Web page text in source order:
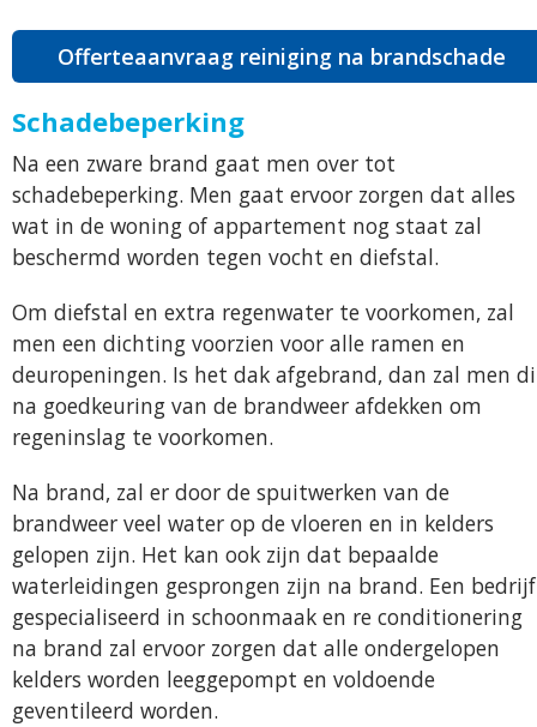
Offerteaanvraag reiniging na brandschade
Schadebeperking
Na een zware brand gaat men over tot
schadebeperking. Men gaat ervoor zorgen dat alles
wat in de woning of appartement nog staat zal
beschermd worden tegen vocht en diefstal.
Om diefstal en extra regenwater te voorkomen, zal
men een dichting voorzien voor alle ramen en
deuropeningen. Is het dak afgebrand, dan zal men
na goedkeuring van de brandweer afdekken om
regeninslag te voorkomen.
Na brand, zal er door de spuitwerken van de
brandweer veel water op de vloeren en in kelders
gelopen zijn. Het kan ook zijn dat bepaalde
waterleidingen gesprongen zijn na brand. Een bedrijf
gespecialiseerd in schoonmaak en re conditionering
na brand zal ervoor zorgen dat alle ondergelopen
kelders worden leeggepompt en voldoende
geventileerd worden.